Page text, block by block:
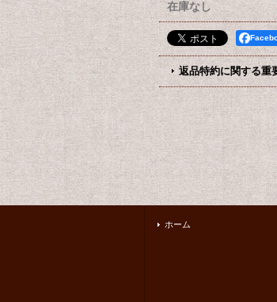
在庫なし
返品特約に関する重
ホーム